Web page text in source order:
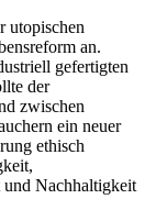
utopischen
an.
gefertigten
der
zwischen
ein neuer
ethisch
Nachhaltigkeit